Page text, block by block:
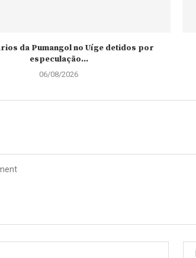
da Pumangol no Uíge detidos por
especulação...
06/08/2026